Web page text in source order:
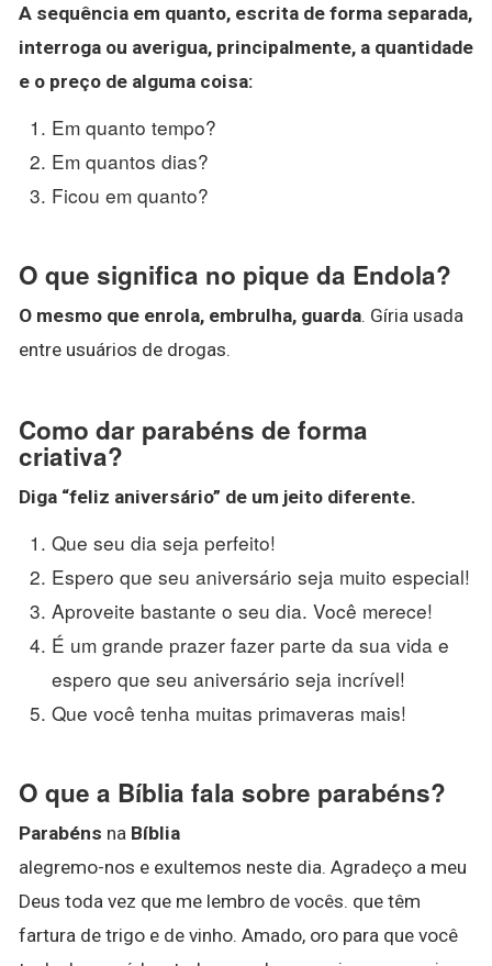
A sequência em quanto, escrita de forma separada,
interroga ou averigua, principalmente, a quantidade
e o preço de alguma coisa:
Em quanto tempo?
Em quantos dias?
Ficou em quanto?
O que significa no pique da Endola?
O mesmo que enrola, embrulha, guarda. Gíria usada
entre usuários de drogas.
Como dar parabéns de forma
criativa?
Diga “feliz aniversário” de um jeito diferente.
Que seu dia seja perfeito!
Espero que seu aniversário seja muito especial!
Aproveite bastante o seu dia. Você merece!
É um grande prazer fazer parte da sua vida e
espero que seu aniversário seja incrível!
Que você tenha muitas primaveras mais!
O que a Bíblia fala sobre parabéns?
Parabéns na Bíblia
alegremo-nos e exultemos neste dia. Agradeço a meu
Deus toda vez que me lembro de vocês. que têm
fartura de trigo e de vinho. Amado, oro para que você